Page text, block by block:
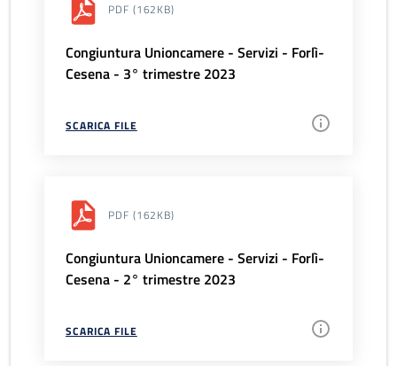
PDF (162KB)
Congiuntura Unioncamere - Servizi - Forlì-
Cesena - 3° trimestre 2023
SCARICA FILE
PDF (162KB)
Congiuntura Unioncamere - Servizi - Forlì-
Cesena - 2° trimestre 2023
SCARICA FILE